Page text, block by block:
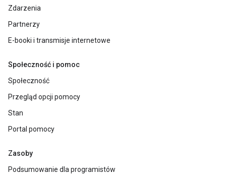
Zdarzenia
Partnerzy
E-booki i transmisje internetowe
Społeczność i pomoc
Społeczność
Przegląd opcji pomocy
Stan
Portal pomocy
Zasoby
Podsumowanie dla programistów